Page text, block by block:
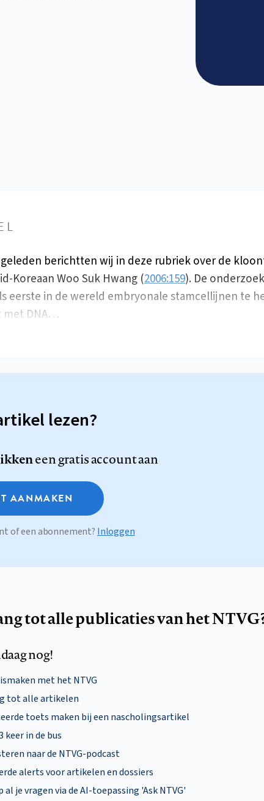
berichtten wij in deze rubriek over de
Koreaan Woo Suk Hwang (2006:159). De
eerste in de wereld embryonale stamcellijnen te
met DNA…
lezen?
een gratis account aan
AANMAKEN
of een abonnement? Inloggen
tot alle publicaties van het
nog!
met het NTVG
tot alle artikelen
toets maken bij een nascholingsartikel
in de bus
naar de NTVG-podcast
alerts voor artikelen en dossiers
je vragen via de AI-toepassing 'Ask NTVG'